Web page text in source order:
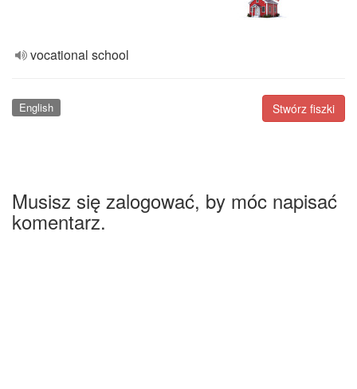
vocational school
Stwórz fiszki
English
Musisz się zalogować, by móc napisać
komentarz.